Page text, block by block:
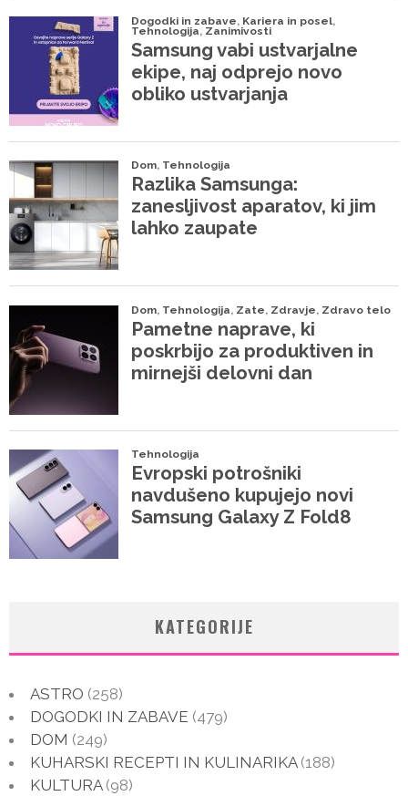
KATEGORIJE
ASTRO (258)
DOGODKI IN ZABAVE (479)
DOM (249)
KUHARSKI RECEPTI IN KULINARIKA(188)
KULTURA(98)